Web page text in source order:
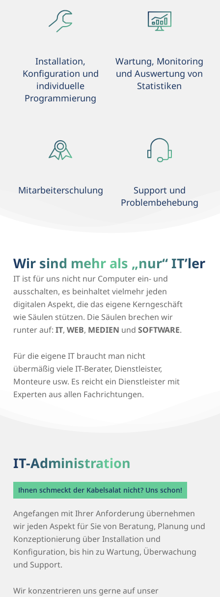
Installation,
Konfiguration und
individuelle
Programmierung
Wartung, Monitoring
und Auswertung von
Statistiken
Mitarbeiterschulung
Support und
Problembehebung
Wir sind mehr als „nur“ IT’ler
IT ist für uns nicht nur Computer ein- und
ausschalten, es beinhaltet vielmehr jeden
digitalen Aspekt, die das eigene Kerngeschäft
wie Säulen stützen. Die Säulen brechen wir
runter auf:IT,WEB, MEDIEN undSOFTWARE.
Für die eigene IT braucht man nicht
übermäßig viele IT-Berater, Dienstleister,
Monteure usw. Es reicht ein Dienstleister mit
Experten aus allen Fachrichtungen.
IT-Administration
Ihnen schmeckt der Kabelsalat nicht? Uns schon!
Angefangen mit Ihrer Anforderung übernehmen
wir jeden Aspekt für Sie von Beratung, Planung und
Konzeptionierung über Installation und
Konfiguration, bis hin zu Wartung, Überwachung
und Support.
Wir konzentrieren uns gerne auf unser